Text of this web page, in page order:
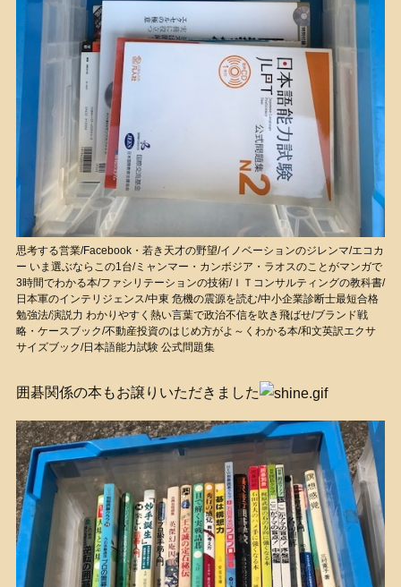
思考する営業/Facebook・若き天才の野望/イノベーションのジレンマ/エコカ
ー いま選ぶならこの1台/ミャンマー・カンボジア・ラオスのことがマンガで
3時間でわかる本/ファシリテーションの技術/ＩＴコンサルティングの教科書/
日本軍のインテリジェンス/中東 危機の震源を読む/中小企業診断士最短合格
勉強法/演説力 わかりやすく熱い言葉で政治不信を吹き飛ばせ/ブランド戦
略・ケースブック/不動産投資のはじめ方がよ～くわかる本/和文英訳エクサ
サイズブック/日本語能力試験 公式問題集
囲碁関係の本もお譲りいただきました